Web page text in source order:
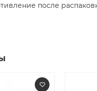
после